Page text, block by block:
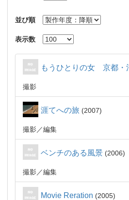
並び順
表示数
もうひとりの女 京都・
撮影
涯てへの旅 2007
撮影 編集
ベンチのある風景 2006
撮影 編集
Movie Reration 2005